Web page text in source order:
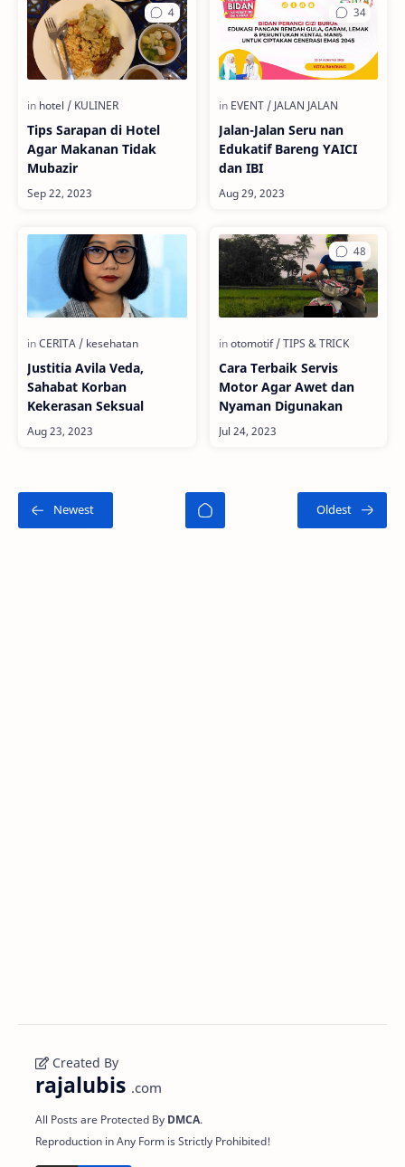
Tips Sarapan di Hotel
Agar Makanan Tidak
Mubazir
Jalan-Jalan Seru nan
Edukatif Bareng YAICI
dan IBI
Justitia Avila Veda,
Sahabat Korban
Kekerasan Seksual
Cara Terbaik Servis
Motor Agar Awet dan
Nyaman Digunakan
Created By
rajalubis .com
All Posts are Protected By DMCA.
Reproduction in Any Form is Strictly Prohibited!